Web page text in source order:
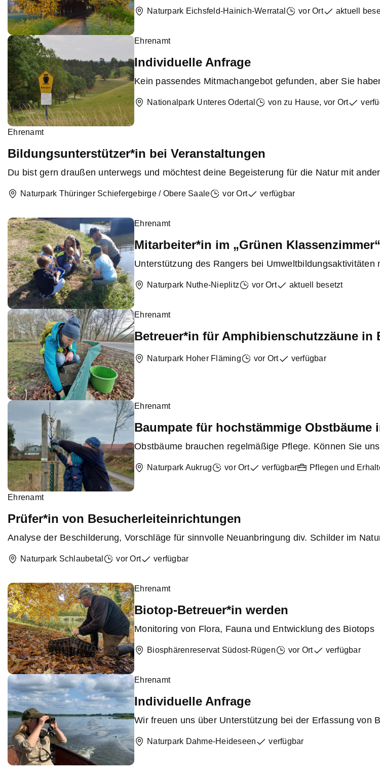
Naturpark Eichsfeld-Hainich-Werratal vor Ort aktuell
Ehrenamt
Individuelle Anfrage
Kein passendes Mitmachangebot gefunden, aber Sie
Nationalpark Unteres Odertal von zu Hause, vor Ort
Ehrenamt
Bildungsunterstützer*in bei Veranstaltungen
Du bist gern draußen unterwegs und möchtest deine Begeisterung für die Natur mit
Naturpark Thüringer Schiefergebirge / Obere Saale vor Ort verfügbar
Ehrenamt
Mitarbeiter*in im „Grünen Klassenzimmer“
Unterstützung des Rangers bei Umweltbildungsaktivitäten
Naturpark Nuthe-Nieplitz vor Ort aktuell besetzt
Ehrenamt
Betreuer*in für Amphibienschutzzäune in
Naturpark Hoher Fläming vor Ort verfügbar
Ehrenamt
Baumpate für hochstämmige Obstbäume
Obstbäume brauchen regelmäßige Pflege. Können Sie
Naturpark Aukrug vor Ort verfügbar Pflegen und
Ehrenamt
Prüfer*in von Besucherleiteinrichtungen
Analyse der Beschilderung, Vorschläge für sinnvolle Neuanbringung div. Schilder im
Naturpark Schlaubetal vor Ort verfügbar
Ehrenamt
Biotop-Betreuer*in werden
Monitoring von Flora, Fauna und Entwicklung des Biotops
Biosphärenreservat Südost-Rügen vor Ort verfügbar
Ehrenamt
Individuelle Anfrage
Wir freuen uns über Unterstützung bei der Erfassung von
Naturpark Dahme-Heideseen verfügbar